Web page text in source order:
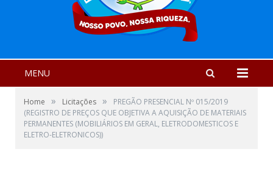
MENU
Home » Licitações »
PREGÃO PRESENCIAL Nº 015/2019
(REGISTRO DE PREÇOS QUE OBJETIVA A AQUISIÇÃO DE MATERIAIS
PERMANENTES (MOBILIÁRIOS EM GERAL, ELETRODOMESTICOS E
ELETRO-ELETRONICOS))